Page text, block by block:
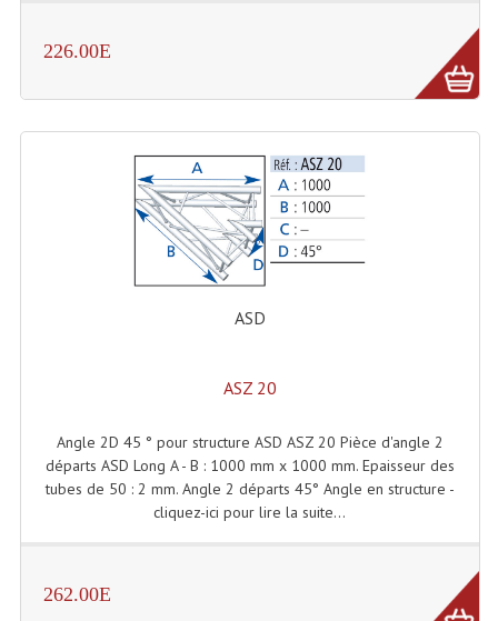
Lasers D'extérieur Multi-Points
Effets Lumineux À Leds
Effets Lumineux, Centre De Piste
Blocs De Puissance
Chenillards Modulateurs
Consoles Éclairage DMX
226.00E
ASD
ASZ 20
Angle 2D 45 ° pour structure ASD ASZ 20 Pièce d'angle 2
départs ASD Long A - B : 1000 mm x 1000 mm. Epaisseur des
tubes de 50 : 2 mm. Angle 2 départs 45° Angle en structure -
cliquez-ici pour lire la suite...
262.00E